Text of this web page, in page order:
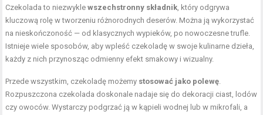
Czekolada to niezwyklewszechstronny składnik, który odgrywa
kluczową rolę w tworzeniu różnorodnych deserów. Można ją wykorzystać
na nieskończoność — od klasycznych wypieków, po nowoczesne trufle.
Istnieje wiele sposobów, aby wpleść czekoladę w swoje kulinarne dzieła,
każdy z nich przynosząc odmienny efekt smakowy i wizualny.
Przede wszystkim, czekoladę możemy stosować jako polewę.
Rozpuszczona czekolada doskonale nadaje się do dekoracji ciast, lodów
czy owoców. Wystarczy podgrzać ją w kąpieli wodnej lub w mikrofali, a